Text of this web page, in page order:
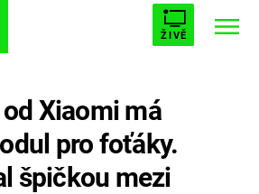
ŽIVĚ
AVENGERS 5
Xiaomi má
pro foťáky.
špičkou mezi